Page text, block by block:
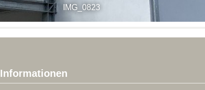
IMG_0823
Informationen